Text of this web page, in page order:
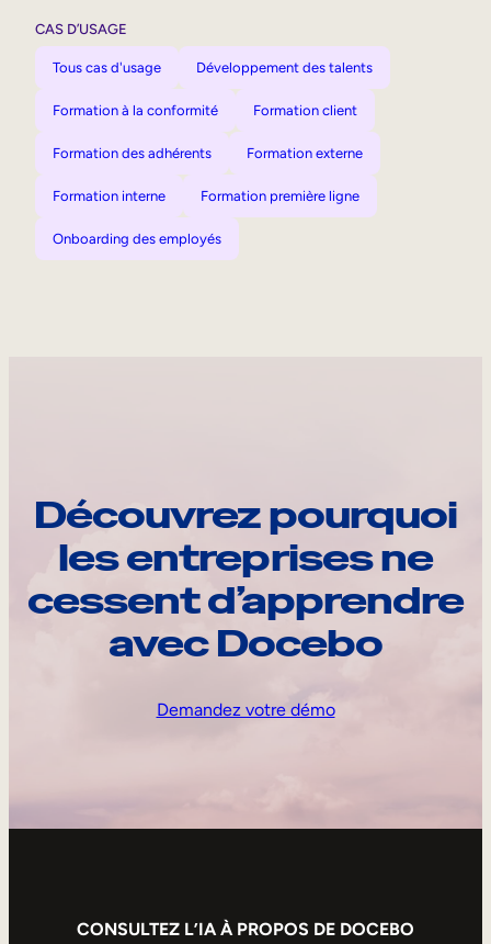
CAS D’USAGE
Tous cas d'usage Développement des talents
Formation à la conformité Formation client
Formation des adhérents Formation externe
Formation interne Formation première ligne
Onboarding des employés
Découvrez pourquoi
les entreprises ne
cessent d’apprendre
avec Docebo
Demandez votre démo
CONSULTEZ L’IA À PROPOS DE DOCEBO